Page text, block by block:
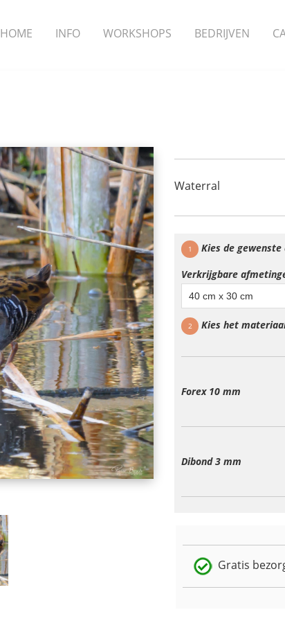
HOME INFO WORKSHOPS BEDRIJVEN
Waterral
1
Kies de
Verkrijgbare
40 cm x 30 cm
2 Kies het
Forex 10 mm
Dibond 3 mm
Gratis